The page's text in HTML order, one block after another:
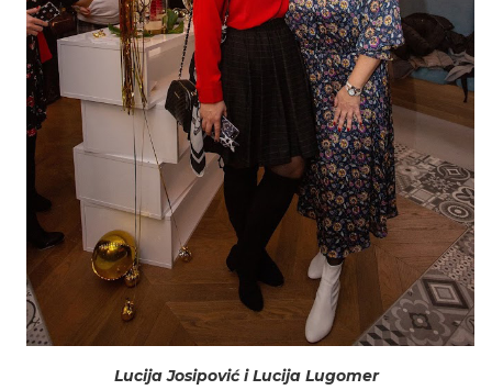
Lucija Josipović i Lucija Lugomer